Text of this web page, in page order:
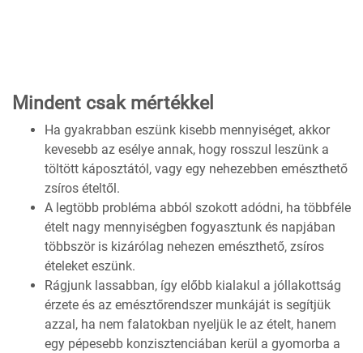
Mindent csak mértékkel
Ha gyakrabban eszünk kisebb mennyiséget, akkor
kevesebb az esélye annak, hogy rosszul leszünk a
töltött káposztától, vagy egy nehezebben emészthető
zsíros ételtől.
A legtöbb probléma abból szokott adódni, ha többféle
ételt nagy mennyiségben fogyasztunk és napjában
többször is kizárólag nehezen emészthető, zsíros
ételeket eszünk.
Rágjunk lassabban, így előbb kialakul a jóllakottság
érzete és az emésztőrendszer munkáját is segítjük
azzal, ha nem falatokban nyeljük le az ételt, hanem
egy pépesebb konzisztenciában kerül a gyomorba a